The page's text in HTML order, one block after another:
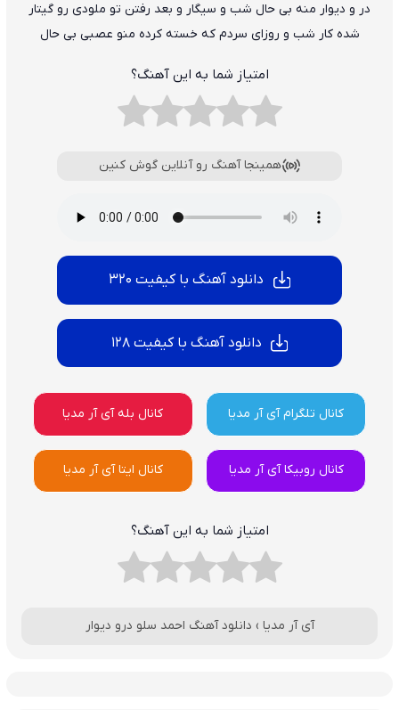
در و دیوار منه بی حال شب و سیگار و بعد رفتن تو ملودی رو گیتار
شده کار شب و روزای سردم که خسته کرده منو عصبی بی حال
امتیاز شما به این آهنگ؟
همینجا آهنگ رو آنلاین گوش کنین
دانلود آهنگ با کیفیت 320
دانلود آهنگ با کیفیت 128
کانال تلگرام آی آر مدیا کانال بله آی آر مدیا
کانال روبیکا آی آر مدیا کانال ایتا آی آر مدیا
امتیاز شما به این آهنگ؟
آی آر مدیا › دانلود آهنگ احمد سلو درو دیوار